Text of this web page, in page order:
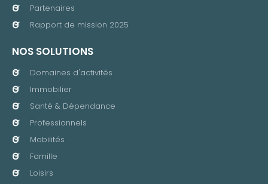
Partenaires
Rapport de mission 2025
NOS SOLUTIONS
Domaines d'activités
Immobilier
Santé & Dépendance
Professionnels
Mobilités
Famille
Loisirs